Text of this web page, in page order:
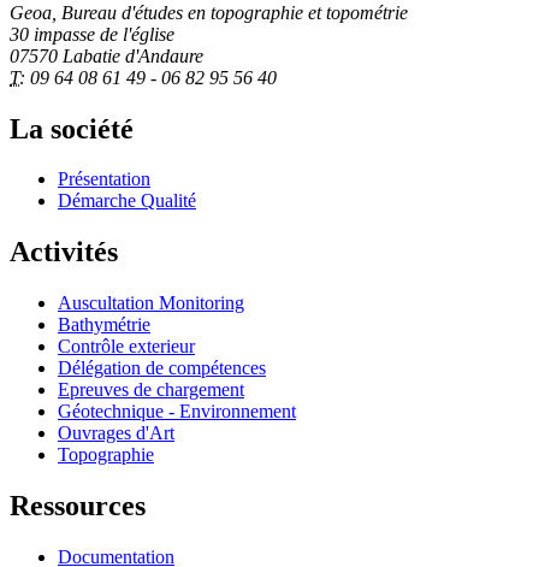
Geoa, Bureau d'études en topographie et topométrie
30 impasse de l'église
07570 Labatie d'Andaure
T: 09 64 08 61 49 - 06 82 95 56 40
La société
Présentation
Démarche Qualité
Activités
Auscultation Monitoring
Bathymétrie
Contrôle exterieur
Délégation de compétences
Epreuves de chargement
Géotechnique - Environnement
Ouvrages d'Art
Topographie
Ressources
Documentation